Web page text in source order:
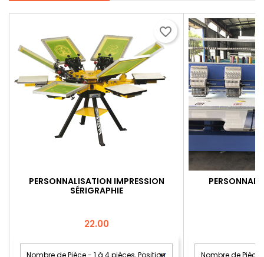
PERSONNALISATION IMPRESSION
SÉRIGRAPHIE
Price
22.00
favorite_border